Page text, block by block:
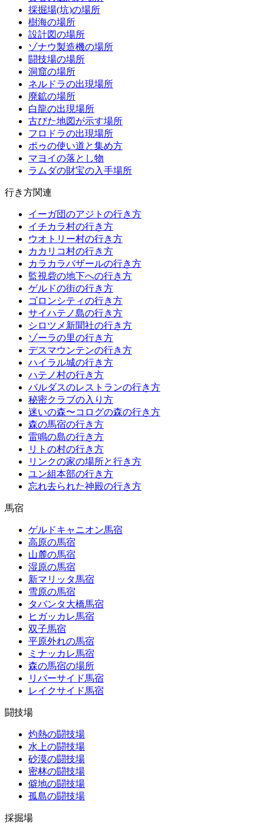
採掘場(坑)の場所
樹海の場所
設計図の場所
ゾナウ製造機の場所
闘技場の場所
洞窟の場所
ネルドラの出現場所
廃鉱の場所
白龍の出現場所
古びた地図が示す場所
フロドラの出現場所
ポゥの使い道と集め方
マヨイの落とし物
ラムダの財宝の入手場所
行き方関連
イーガ団のアジトの行き方
イチカラ村の行き方
ウオトリー村の行き方
カカリコ村の行き方
カラカラバザールの行き方
監視砦の地下への行き方
ゲルドの街の行き方
ゴロンシティの行き方
サイハテノ島の行き方
シロツメ新聞社の行き方
ゾーラの里の行き方
デスマウンテンの行き方
ハイラル城の行き方
ハテノ村の行き方
バルダスのレストランの行き方
秘密クラブの入り方
迷いの森〜コログの森の行き方
森の馬宿の行き方
雷鳴の島の行き方
リトの村の行き方
リンクの家の場所と行き方
ユン組本部の行き方
忘れ去られた神殿の行き方
馬宿
ゲルドキャニオン馬宿
高原の馬宿
山麓の馬宿
湿原の馬宿
新マリッタ馬宿
雪原の馬宿
タバンタ大橋馬宿
ヒガッカレ馬宿
双子馬宿
平原外れの馬宿
ミナッカレ馬宿
森の馬宿の場所
リバーサイド馬宿
レイクサイド馬宿
闘技場
灼熱の闘技場
水上の闘技場
砂漠の闘技場
密林の闘技場
僻地の闘技場
孤島の闘技場
採掘場